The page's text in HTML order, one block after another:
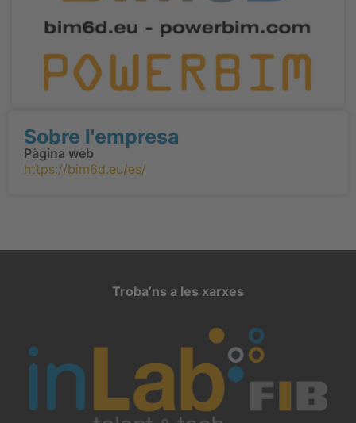
Sobre l'empresa
Pàgina web
https://bim6d.eu/es/
Troba’ns a les xarxes